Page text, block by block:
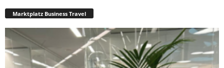
Marktplatz Business Travel